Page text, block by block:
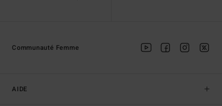
AIDE
Communauté Femme